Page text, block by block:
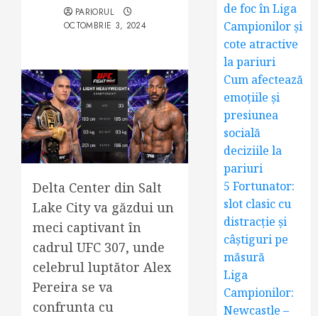
PARIORUL
OCTOMBRIE 3, 2024
Delta Center din Salt
Lake City va găzdui un
meci captivant în
cadrul UFC 307, unde
celebrul luptător Alex
Pereira se va
confrunta cu
de foc în Liga
Campionilor și
cote atractive
la pariuri
Cum afectează
emoțiile și
presiunea
socială
deciziile la
pariuri
5 Fortunator:
slot clasic cu
distracție și
câștiguri pe
măsură
Liga
Campionilor:
Newcastle –